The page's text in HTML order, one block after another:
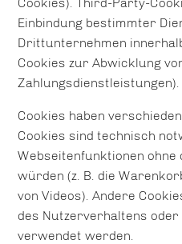
Einbindung bestimmter
Drittunternehmen
Cookies zur Abwicklung
Zahlungsdienstleistungen).
Cookies haben
Cookies sind technisch
Webseitenfunktionen
würden (z. B. die
von Videos). Andere
des Nutzerverhaltens oder
verwendet werden.